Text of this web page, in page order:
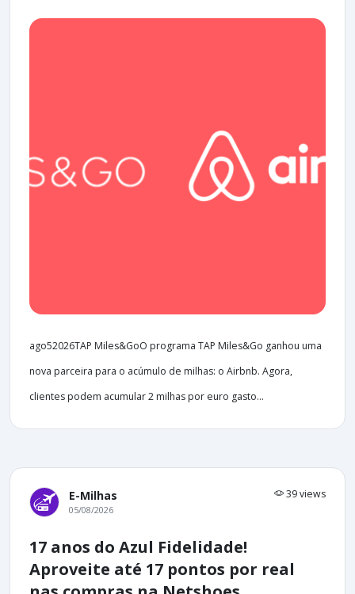
ago52026TAP Miles&GoO programa TAP Miles&Go ganhou uma
nova parceira para o acúmulo de milhas: o Airbnb. Agora,
clientes podem acumular 2 milhas por euro gasto...
E-Milhas 39 views
05/08/2026
17 anos do Azul Fidelidade!
Aproveite até 17 pontos por real